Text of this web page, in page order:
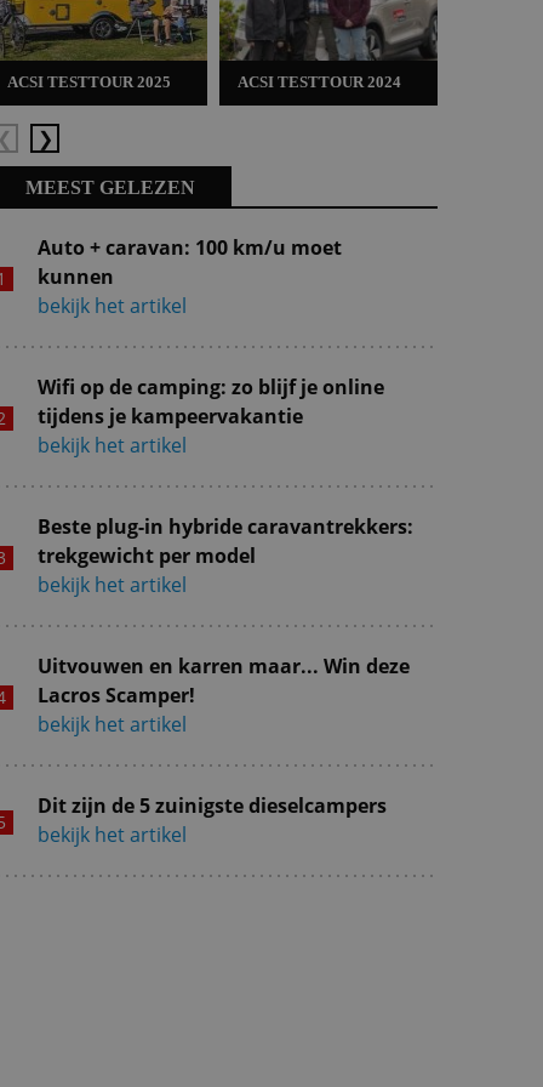
ACSI TESTTOUR 2025 ACSI TESTTOUR 2024
Volgende
MEEST GELEZEN
Auto + caravan: 100 km/u moet
kunnen
bekijk het artikel
Wifi op de camping: zo blijf je online
tijdens je kampeervakantie
bekijk het artikel
Beste plug-in hybride caravantrekkers:
trekgewicht per model
bekijk het artikel
Uitvouwen en karren maar... Win deze
Lacros Scamper!
bekijk het artikel
Dit zijn de 5 zuinigste dieselcampers
bekijk het artikel